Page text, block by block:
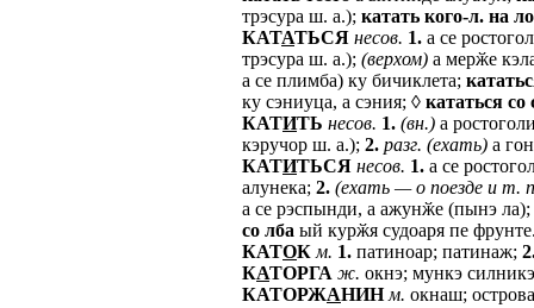
трэсура ш. а.); катать кого-л. на
КАТАТЬСЯ несов. 1. а се
трэсура ш. а.); (верхом) а мерӂе
а се плимба) ку бичиклета;
ку сэниуца, а сэния; ◊ кататься со
КАТИТЬ несов. 1. (вн.) а
кэручор ш. а.); 2. разг. (ехать) а
КАТИТЬСЯ несов. 1. а се
алунека; 2. (ехать — о поезде и т.
а се рэспынди, а ажунӂе (пынэ ла);
со лба ый курӂя судоаря пе
КАТОК м. 1. патиноар; патинаж;
КАТОРГА ж. окнэ; мункэ
КАТОРЖАНИН м. окнаш;